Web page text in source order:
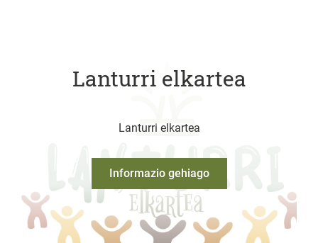
Lanturri elkartea
Lanturri elkartea
Informazio gehiago